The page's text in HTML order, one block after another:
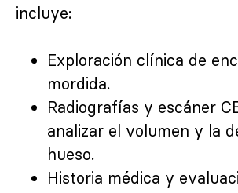
incluye:
Exploración clínica de
mordida.
Radiografías y escáner
analizar el volumen y la
hueso.
Historia médica y